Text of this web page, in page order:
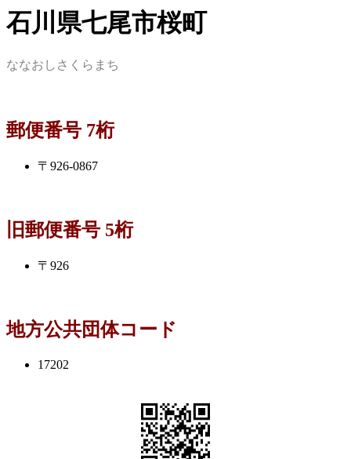
石川県七尾市桜町
ななおしさくらまち
郵便番号 7桁
〒926-0867
旧郵便番号 5桁
〒926
地方公共団体コード
17202